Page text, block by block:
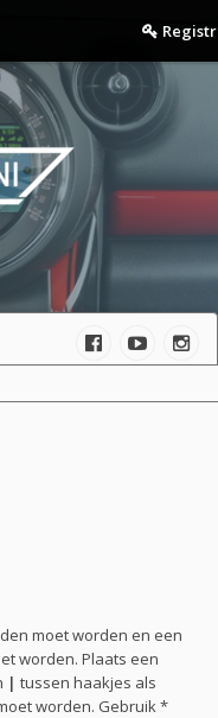
moet worden en een
worden. Plaats een
| tussen haakjes als
worden. Gebruik *